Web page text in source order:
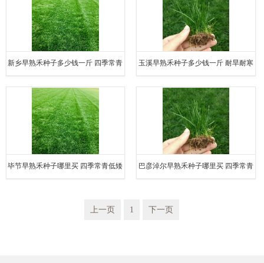
新乡早熟禾种子多少钱一斤 四季常青 玉溪早熟禾种子多少钱一斤 耐旱耐寒
毕节早熟禾种子哪里买 四季常青低矮 巴彦淖尔早熟禾种子哪里买 四季常青
上一页 1 下一页